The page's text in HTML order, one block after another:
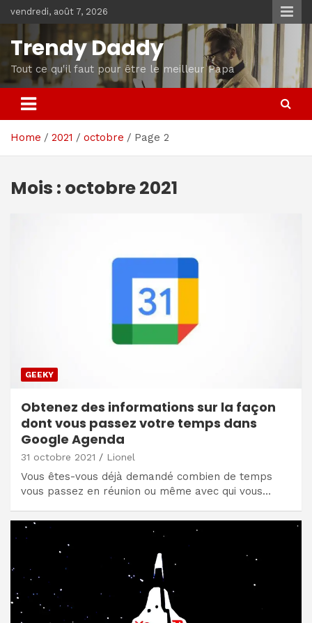
to
content
vendredi, août 7, 2026
Trendy Daddy
Tout ce qu'il faut pour être le meilleur Papa
Home 2021 octobre Page 2
Mois : octobre 2021
GEEKY
Obtenez des informations sur la façon
dont vous passez votre temps dans
Google Agenda
31 octobre 2021 Lionel
Vous êtes-vous déjà demandé combien de temps
vous passez en réunion ou même avec qui vous…